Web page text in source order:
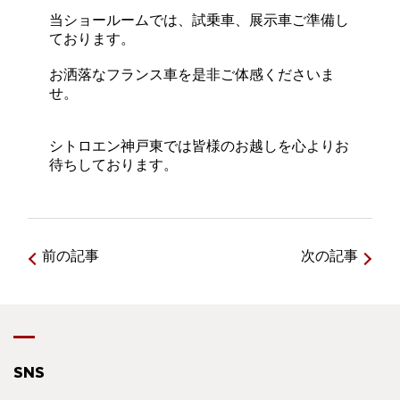
当ショールームでは、試乗車、展示車ご準備し
ております。
お洒落なフランス車を是非ご体感くださいま
せ。
シトロエン神戸東では皆様のお越しを心よりお
待ちしております。
前の記事 次の記事
SNS